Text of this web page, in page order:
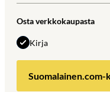
Osta verkkokaupasta
Kirja
Suomalainen.com-